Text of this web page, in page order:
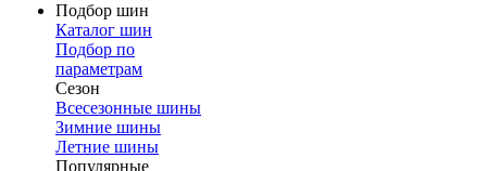
Подбор шин
Каталог шин
Подбор по
параметрам
Сезон
Всесезонные шины
Зимние шины
Летние шины
Популярные